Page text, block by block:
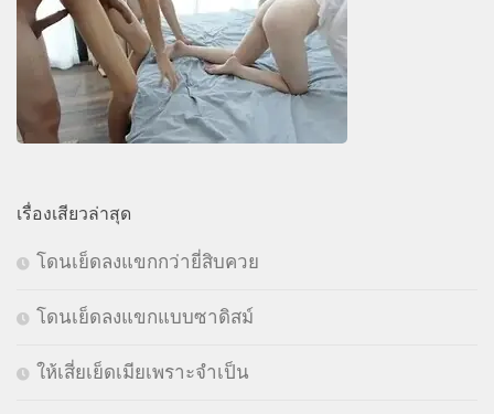
เรื่องเสียวล่าสุด
โดนเย็ดลงแขกกว่ายี่สิบควย
โดนเย็ดลงแขกแบบซาดิสม์
ให้เสี่ยเย็ดเมียเพราะจำเป็น